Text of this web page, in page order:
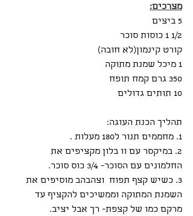
מצרכים:
5 ביצים
1/2 1 כוסות סוכר
קורט קינמון(לא חובה)
1 מיכל שמנת מתוקה
350 גרם קמח תופח
10 תותים גדולים
תהליך הכנת העוגה:
1. מחממים תנור ל180 מעלות .
2. במיקסר עם וו בלון מקציפים את
החלמונים עם הסוכר- 3/4 כוס סוכר.
3. כשיש קצף תפוח  וצהבהב מוסיפים את
השמנת המתוקה וממשיכים להקציף עד
מרקם כמו של קצפת- רך אבל יציב.